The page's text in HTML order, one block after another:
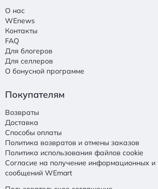
О нас
WEnews
Контакты
FAQ
Для блогеров
Для селлеров
О бонусной программе
Покупателям
Возвраты
Доставка
Способы оплаты
Политика возвратов и отмены заказов
Политика использования файлов cookie
Согласие на получение информационных
сообщений WEmart